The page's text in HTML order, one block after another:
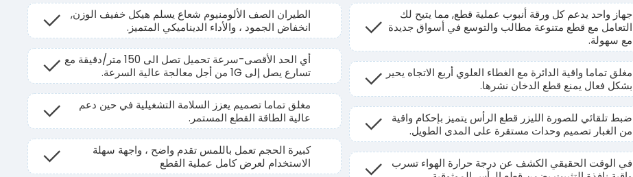
جهاز واحد يدعم كل ورقة أنبوب عملية قطع, مما يتيح لك
التعامل مع قطع متنوعة مطالب والتوسع في أسواق جديدة
مع سهولة.
مغلق تماما واقية الدائرة مع الغطاء العلوي أربع الاتجاه يحير
بشكل فعال يمنع قطع الدخان نشرها.
ضبط تلقائي للصورة الليزر قطع الرأس يتميز بإحكام واقية
من الغبار تصميم وحدات مستقرة على المدى الطويل.
في الوقت الحقيقي الكشف عن درجة حرارة الهواء تسرب
الطيران الصف الألومنيوم شعاع يسلم هيكل خفيف الوزن,
انخفاض الجمود ، والأداء الديناميكي المتميز.
أي الحد الأقصى-سرعة تحميل تصل الى 150 متر/دقيقة مع
تسارع يصل إلى 1G من أجل معالجة عالية السرعة.
مغلق تماما تصميم يعزز السلامة التشغيلية في حين دعم
عالية الطاقة القطع المستمر.
كبيرة الحجم تعمل باللمس تقدم واضح ، واجهة سهلة
الاستخدام لعرض كامل عملية القطع